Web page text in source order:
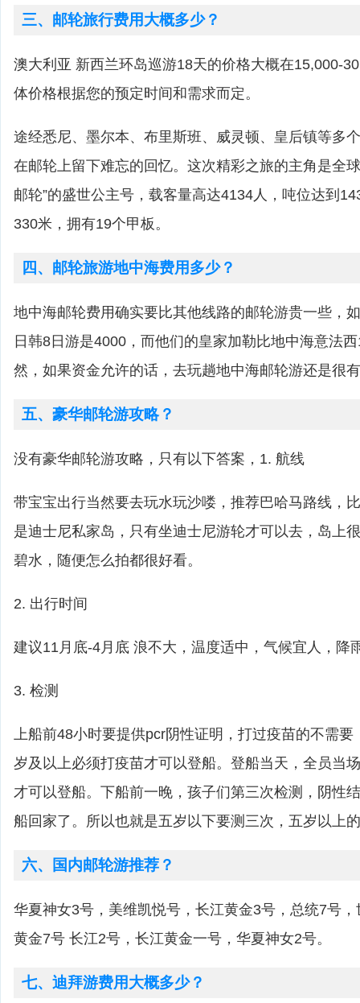
三、邮轮旅行费用大概多少？
澳大利亚 新西兰环岛巡游18天的价格大概在15,000-
体价格根据您的预定时间和需求而定。
途经悉尼、墨尔本、布里斯班、威灵顿、皇后镇等多
在邮轮上留下难忘的回忆。这次精彩之旅的主角是全
邮轮”的盛世公主号，载客量高达4134人，吨位达到
330米，拥有19个甲板。
四、邮轮旅游地中海费用多少？
地中海邮轮费用确实要比其他线路的邮轮游贵一些，
日韩8日游是4000，而他们的皇家加勒比地中海意法
然，如果资金允许的话，去玩趟地中海邮轮游还是很
五、豪华邮轮游攻略？
没有豪华邮轮游攻略，只有以下答案，1. 航线
带宝宝出行当然要去玩水玩沙喽，推荐巴哈马路线，
是迪士尼私家岛，只有坐迪士尼游轮才可以去，岛上
碧水，随便怎么拍都很好看。
2. 出行时间
建议11月底-4月底 浪不大，温度适中，气候宜人，降
3. 检测
上船前48小时要提供pcr阴性证明，打过疫苗的不需要
岁及以上必须打疫苗才可以登船。登船当天，全员当
才可以登船。下船前一晚，孩子们第三次检测，阴性
船回家了。所以也就是五岁以下要测三次，五岁以上
六、国内邮轮游推荐？
华夏神女3号，美维凯悦号，长江黄金3号，总统7号
黄金7号 长江2号，长江黄金一号，华夏神女2号。
七、迪拜游费用大概多少？